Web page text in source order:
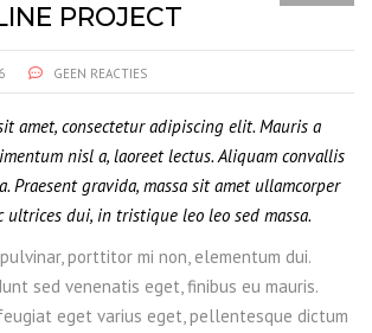
PROJECT
GEEN REACTIES
amet, consectetur adipiscing elit. Mauris a
nisl a, laoreet lectus. Aliquam convallis
Praesent gravida, massa sit amet ullamcorper
dui, in tristique leo leo sed massa.
porttitor mi non, elementum dui.
sed venenatis eget, finibus eu mauris.
eget varius eget, pellentesque dictum